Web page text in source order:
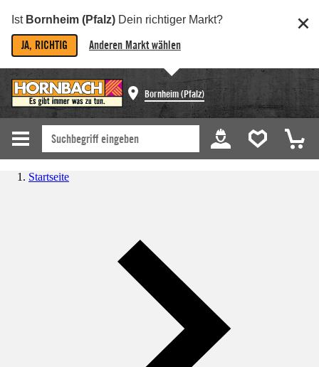
Ist Bornheim (Pfalz) Dein richtiger Markt?
JA, RICHTIG Anderen Markt wählen
Bornheim (Pfalz)
Startseite